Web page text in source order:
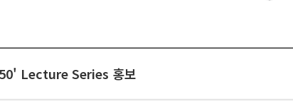
Lecture Series 홍보